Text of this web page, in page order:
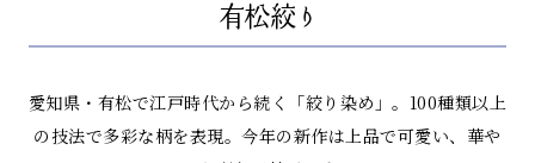
有松絞り
愛知県・有松で江戸時代から続く「絞り染め」。 100種類以上
の技法で多彩な柄を表現。今年の新作は上品で可愛い、華や